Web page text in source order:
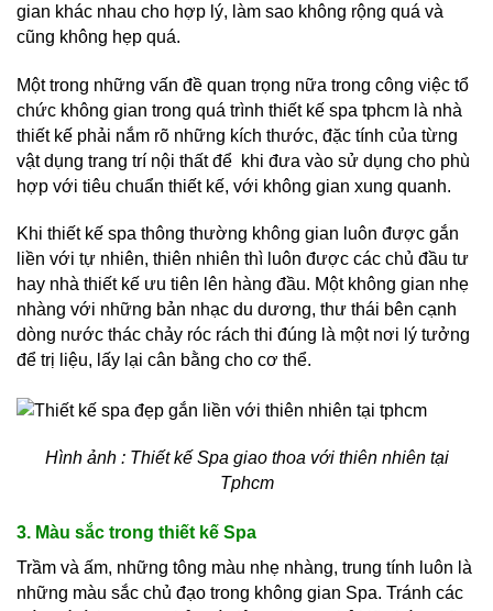
gian khác nhau cho hợp lý, làm sao không rộng quá và
cũng không hẹp quá.
Một trong những vấn đề quan trọng nữa trong công việc tổ
chức không gian trong quá trình thiết kế spa tphcm là nhà
thiết kế phải nắm rõ những kích thước, đặc tính của từng
vật dụng trang trí nội thất để khi đưa vào sử dụng cho phù
hợp với tiêu chuẩn thiết kế, với không gian xung quanh.
Khi thiết kế spa thông thường không gian luôn được gắn
liền với tự nhiên, thiên nhiên thì luôn được các chủ đầu tư
hay nhà thiết kế ưu tiên lên hàng đầu. Một không gian nhẹ
nhàng với những bản nhạc du dương, thư thái bên cạnh
dòng nước thác chảy róc rách thi đúng là một nơi lý tưởng
để trị liệu, lấy lại cân bằng cho cơ thể.
Hình ảnh : Thiết kế Spa giao thoa với thiên nhiên tại
Tphcm
3. Màu sắc trong thiết kế Spa
Trầm và ấm, những tông màu nhẹ nhàng, trung tính luôn là
những màu sắc chủ đạo trong không gian Spa. Tránh các